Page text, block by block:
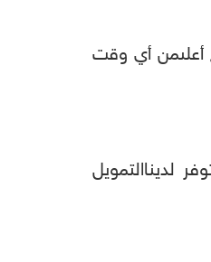
أعلىمن أي وقت
لديناالتمويل